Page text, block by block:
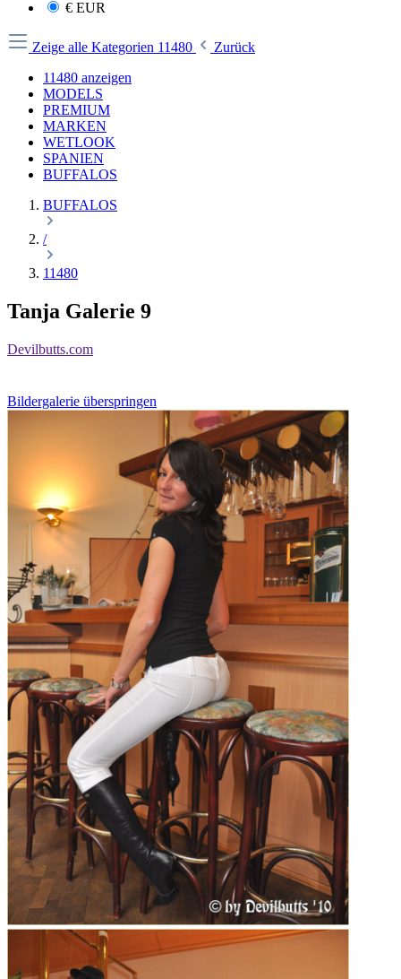
€ EUR
Zeige alle Kategorien 11480
Zurück
11480 anzeigen
MODELS
PREMIUM
MARKEN
WETLOOK
SPANIEN
BUFFALOS
BUFFALOS
/
11480
Tanja Galerie 9
Devilbutts.com
Bildergalerie überspringen